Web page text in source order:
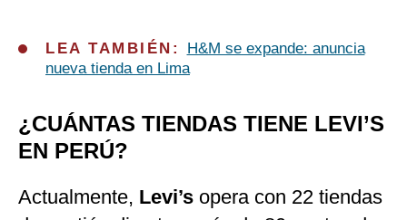
LEA TAMBIÉN:
H&M se expande: anuncia
nueva tienda en Lima
¿CUÁNTAS TIENDAS TIENE LEVI’S
EN PERÚ?
Actualmente, Levi’s opera con 22 tiendas